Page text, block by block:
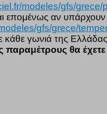
modeles/gfs/grece/
επομένως αν
gfs/grece/
κάθε γωνιά της
θα